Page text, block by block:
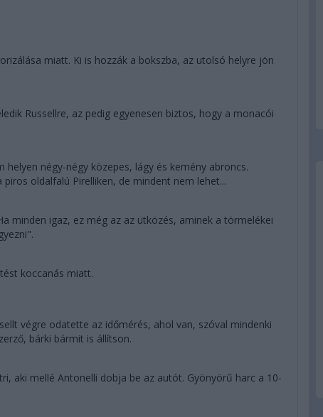
miatt. Ki is hozzák a bokszba, az utolsó helyre jön
Russellre, az pedig egyenesen biztos, hogy a monacói
négy-négy közepes, lágy és kemény abroncs.
oldalfalú Pirelliken, de mindent nem lehet...
minden igaz, ez még az az ütközés, aminek a törmelékei
koccanás miatt.
végre odatette az időmérés, ahol van, szóval mindenki
bárki bármit is állítson.
aki mellé Antonelli dobja be az autót. Gyönyörű harc a 10-